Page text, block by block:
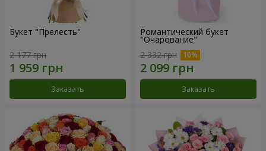
Букет "Прелесть"
2 177 грн
Заказать
Романтический букет
"Очарование"
2 332 грн
Заказать